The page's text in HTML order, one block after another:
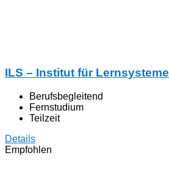
ILS – Institut für Lernsysteme
Berufsbegleitend
Fernstudium
Teilzeit
Details
Empfohlen